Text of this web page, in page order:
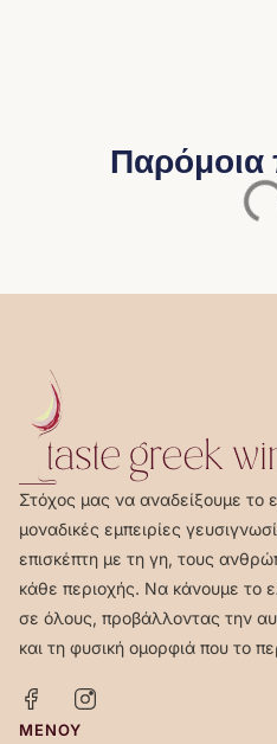
Παρόμοια
Στόχος μας να αναδείξουμε το
μοναδικές εμπειρίες
επισκέπτη με τη γη, τους
κάθε περιοχής. Να κάνουμε το
σε όλους, προβάλλοντας την
και τη φυσική ομορφιά που το
ΜΕΝΟΎ